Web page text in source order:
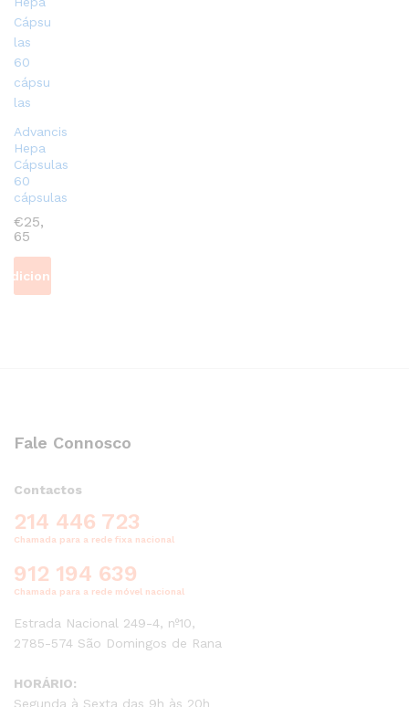
Advancis
Hepa
Cápsulas
60
cápsulas
€25,
65
Adicionar
Fale Connosco
Contactos
214 446 723
Chamada para a rede fixa nacional
912 194 639
Chamada para a rede móvel nacional
Estrada Nacional 249-4, nº10,
2785-574 São Domingos de Rana
HORÁRIO:
Segunda à Sexta das 9h às 20h